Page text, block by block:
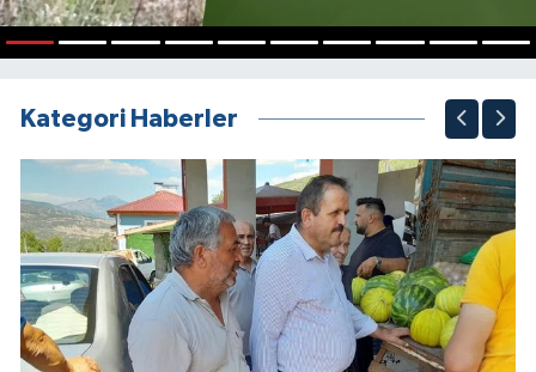
Kategori Haberler